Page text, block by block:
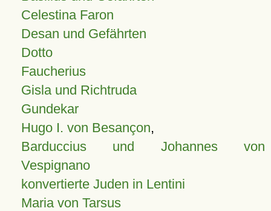
Celestina Faron
Desan und Gefährten
Dotto
Faucherius
Gisla und Richtruda
Gundekar
Hugo I. von Besançon,
Barduccius und Johannes von
Vespignano
konvertierte Juden in Lentini
Maria von Tarsus